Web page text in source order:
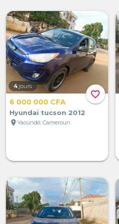
favorite_border
4 jours
6 000 000 CFA
Hyundai tucson 2012
location_on Yaoundé, Cameroun